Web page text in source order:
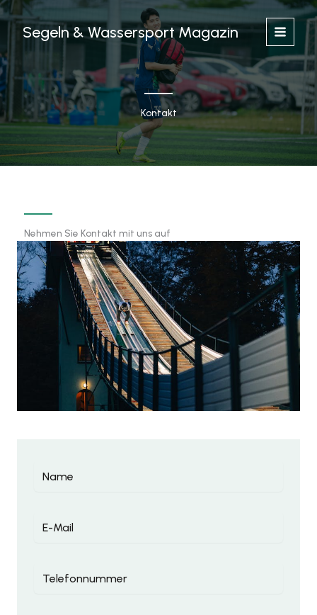
Zum
Inhalt
springenSegeln & Wassersport Magazin
Kontakt
Nehmen Sie Kontakt mit uns auf